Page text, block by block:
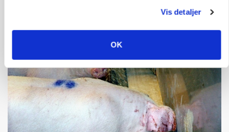
Vis detaljer
OK